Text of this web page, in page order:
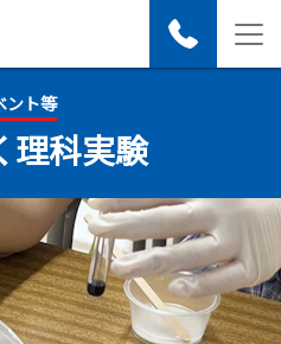
ント等
理科実験